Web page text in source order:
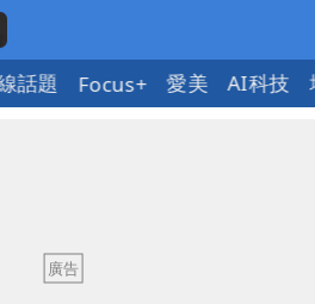
話題 Focus+ 愛美 AI科技